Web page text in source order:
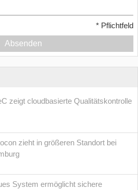
* Pflichtfeld
Absenden
zeigt cloudbasierte Qualitätskontrolle
zieht in größeren Standort bei
System ermöglicht sichere